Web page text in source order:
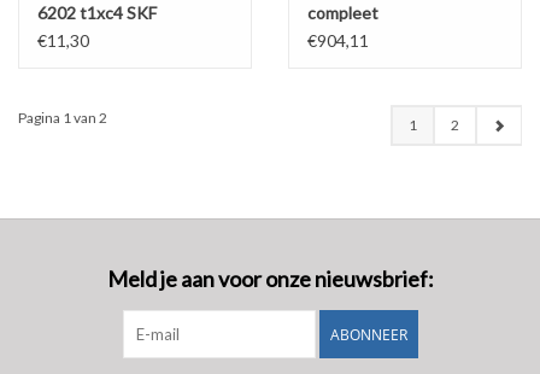
6202 t1xc4 SKF
€11,30
compleet
€904,11
Pagina 1 van 2 1 2
Meld je aan voor onze nieuwsbrief:
ABONNEER